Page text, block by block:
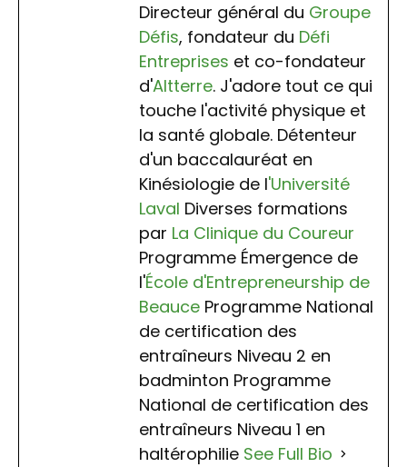
Directeur général du Groupe
Défis, fondateur du Défi
Entreprises et co-fondateur
d'Altterre. J'adore tout ce qui
touche l'activité physique et
la santé globale. Détenteur
d'un baccalauréat en
Kinésiologie de l'Université
Laval Diverses formations
par La Clinique du Coureur
Programme Émergence de
l'École d'Entrepreneurship de
Beauce Programme National
de certification des
entraîneurs Niveau 2 en
badminton Programme
National de certification des
entraîneurs Niveau 1 en
haltérophilie See Full Bio